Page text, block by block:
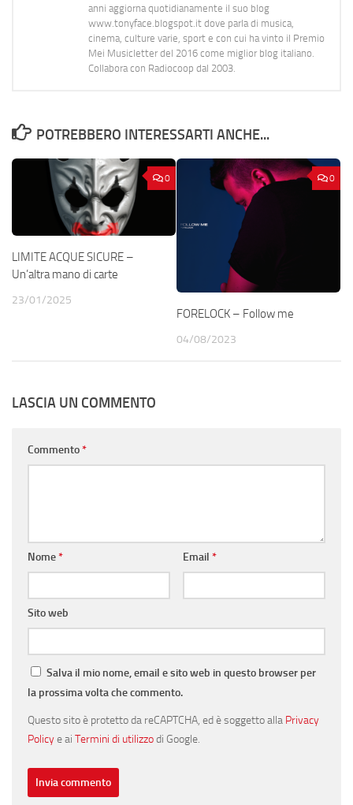
anni aggiorna quotidianamente il suo blog
www.tonyface.blogspot.it dove parla di musica,
cinema, culture varie, sport e con cui ha vinto il Premio
Mei Musicletter del 2016 come miglior blog italiano.
Collabora con Radiocoop dal 2003.
POTREBBERO INTERESSARTI ANCHE...
0
LIMITE ACQUE SICURE –
Un’altra mano di carte
23/01/2025
0
FORELOCK – Follow me
04/08/2023
LASCIA UN COMMENTO
Commento*
Nome* Email *
Sito web
Salva il mio nome, email e sito web in questo browser per
la prossima volta che commento.
Questo sito è protetto da reCAPTCHA, ed è soggetto alla Privacy
Policye ai Termini di utilizzodi Google.